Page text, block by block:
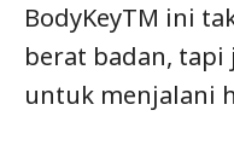
BodyKeyTM ini
berat badan, tapi
untuk menjalani